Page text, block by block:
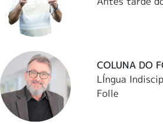
COLUNA DO
LÍngua
Folle